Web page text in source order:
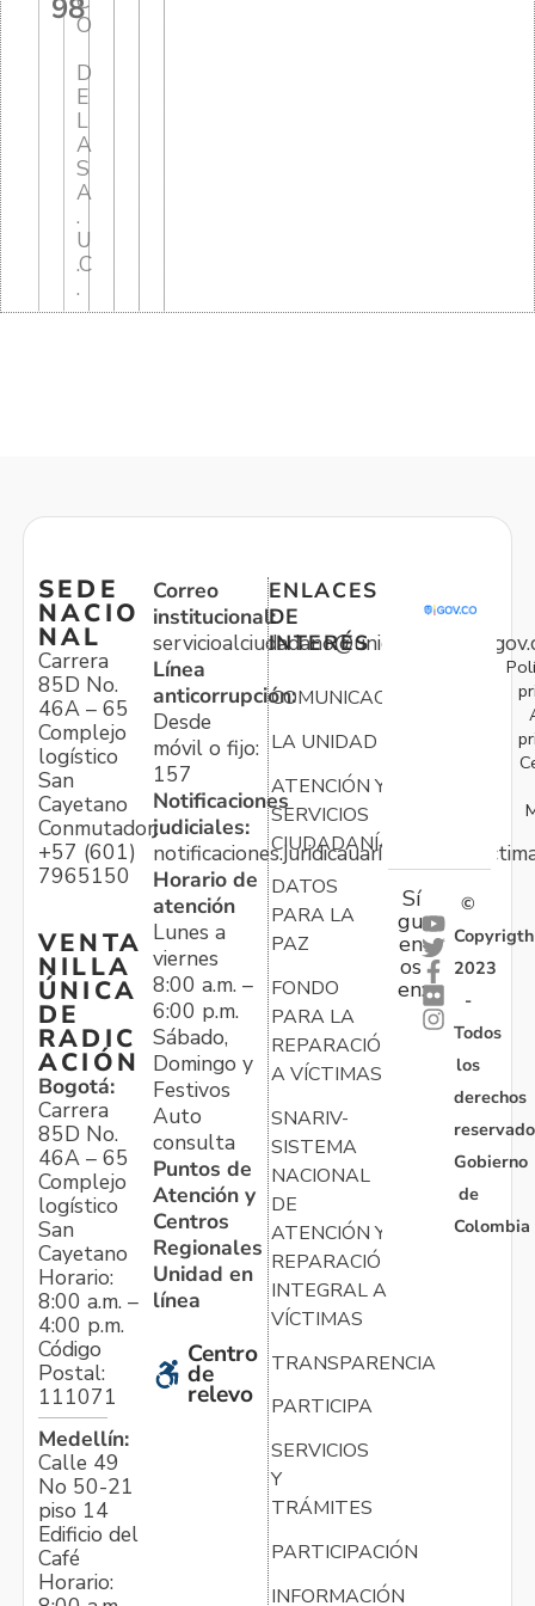
98O
D
E
L
A
S
A
.
U
.C
.
SEDE
NACIO
NAL
Carrera
85D No.
46A – 65
Complejo
logístico
San
Cayetano
Conmutador:
+57 (601)
7965150
VENTA
NILLA
ÚNICA
DE
RADIC
ACIÓN
Bogotá:
Carrera
85D No.
46A – 65
Complejo
logístico
San
Cayetano
Horario:
8:00 a.m. –
4:00 p.m.
Código
Postal:
111071
Medellín:
Calle 49
No 50-21
piso 14
Edificio del
Café
Horario:
Correo
institucional:
Línea
anticorrupción:
Desde
móvil o fijo:
157
Notificaciones
judiciales:
Horario de
atención
Lunes a
viernes
8:00 a.m. –
6:00 p.m.
Sábado,
Domingo y
Festivos
Auto
consulta
Puntos de
Atención y
Centros
Regionales
Unidad en
línea
Centro
de
relevo
ENLACES
DE
INTERÉS
COMUNICACIONES
LA UNIDAD
ATENCIÓN Y
SERVICIOS
CIUDADANÍA
DATOS
PARA LA
PAZ
FONDO
PARA LA
REPARACIÓN
A VÍCTIMAS
SNARIV-
SISTEMA
NACIONAL
DE
ATENCIÓN Y
REPARACIÓN
INTEGRAL A
VÍCTIMAS
TRANSPARENCIA
PARTICIPA
SERVICIOS
Y
TRÁMITES
PARTICIPACIÓN
INFORMACIÓN
Sí
gu
en
os
en:
©
Copyrigth
2023
-
Todos
los
derechos
Gobierno
de
Colombia